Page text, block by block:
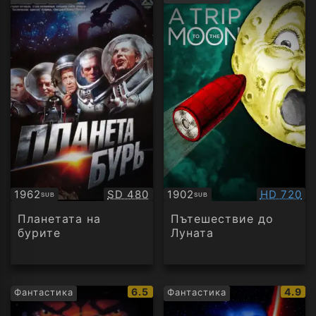
рейтинг:
1962SUB
Субтитри Качество:
SD 480
Планетата на
бурите
1902SUB
Субтитри HD 720
Пътешествие до
Луната
Фантастика
IMDb
рейтинг:
6.5 Фантастика
IMDb
4.9